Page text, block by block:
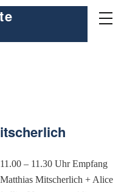
– 11.30 Uhr Empfang
Mitscherlich + Alice